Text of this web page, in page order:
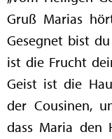
Gruß Marias
Gesegnet bist
ist die Frucht
Geist ist die
der Cousinen,
dass Maria den